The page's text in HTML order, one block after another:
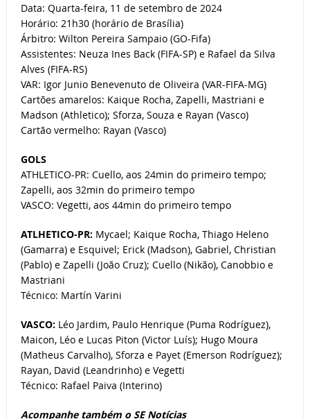
Data: Quarta-feira, 11 de setembro de 2024
Horário: 21h30 (horário de Brasília)
Árbitro: Wilton Pereira Sampaio (GO-Fifa)
Assistentes: Neuza Ines Back (FIFA-SP) e Rafael da Silva
Alves (FIFA-RS)
VAR: Igor Junio Benevenuto de Oliveira (VAR-FIFA-MG)
Cartões amarelos: Kaique Rocha, Zapelli, Mastriani e
Madson (Athletico); Sforza, Souza e Rayan (Vasco)
Cartão vermelho: Rayan (Vasco)
GOLS
ATHLETICO-PR: Cuello, aos 24min do primeiro tempo;
Zapelli, aos 32min do primeiro tempo
VASCO: Vegetti, aos 44min do primeiro tempo
ATLHETICO-PR: Mycael; Kaique Rocha, Thiago Heleno
(Gamarra) e Esquivel; Erick (Madson), Gabriel, Christian
(Pablo) e Zapelli (João Cruz); Cuello (Nikão), Canobbio e
Mastriani
Técnico: Martín Varini
VASCO: Léo Jardim, Paulo Henrique (Puma Rodríguez),
Maicon, Léo e Lucas Piton (Victor Luís); Hugo Moura
(Matheus Carvalho), Sforza e Payet (Emerson Rodríguez);
Rayan, David (Leandrinho) e Vegetti
Técnico: Rafael Paiva (Interino)
Acompanhe também o SE Notícias